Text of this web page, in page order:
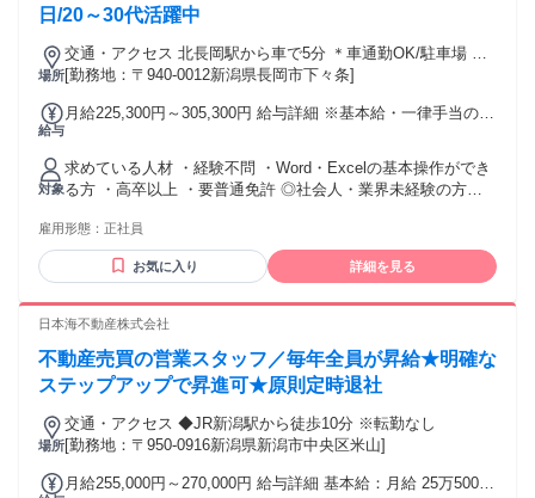
日/20～30代活躍中
場所
交通・アクセス 北長岡駅から車で5分 ＊車通勤OK/駐車場 あ
り
[勤務地：〒940-0012新潟県長岡市下々条]
給与
月給225,300円～305,300円 給与詳細 ※基本給・一律手当の総
手当】 全員に一律で支払われる通勤・皆勤・家族手当金額：
なし 全員に一律で支払われるその他手当金額：あり 1ヶ月あ
たり5300円 昇給(年に1回) 賞与(年に2回) 通勤手当規定支給
（通勤距離、手段により支給。月5万円迄）
対象
求めている人材 ・経験不問 ・Word・Excelの基本操作ができ
る方 ・高卒以上 ・要普通免許 ◎社会人・業界未経験の方歓
雇用形態： 正社員
お気に入り 詳細を見る
日本海不動産株式会社
不動産売買の営業スタッフ／毎年全員が昇給★明確な
ステップアップで昇進可★原則定時退社
場所
交通・アクセス ◆JR新潟駅から徒歩10分 ※転勤なし
[勤務地：〒950-0916新潟県新潟市中央区米山]
月給255,000円～270,000円 給与詳細 基本給：月給 25万5000